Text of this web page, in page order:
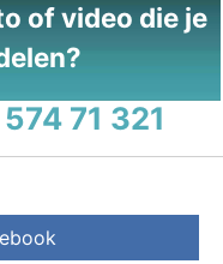
of video die je
71 321